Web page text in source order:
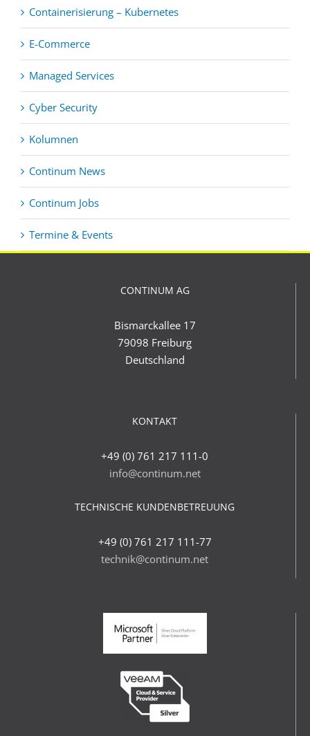
Containerisierung – Kubernetes
E-Commerce
Managed Services
Cyber Security
Kolumnen
Continum News
Continum Jobs
Termine & Events
CONTINUM AG
Bismarckallee 17
79098 Freiburg
Deutschland
KONTAKT
+49 (0) 761 217 111-0
info@continum.net
TECHNISCHE KUNDENBETREUUNG
+49 (0) 761 217 111-77
technik@continum.net